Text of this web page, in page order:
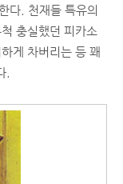
다. 천재들 특유의
충실했던 피카소
게 차버리는 등 꽤
.